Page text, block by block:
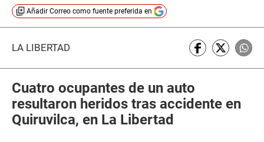
Añadir Correo como fuente preferida en
LA LIBERTAD
Cuatro ocupantes de un auto
resultaron heridos tras accidente en
Quiruvilca, en La Libertad